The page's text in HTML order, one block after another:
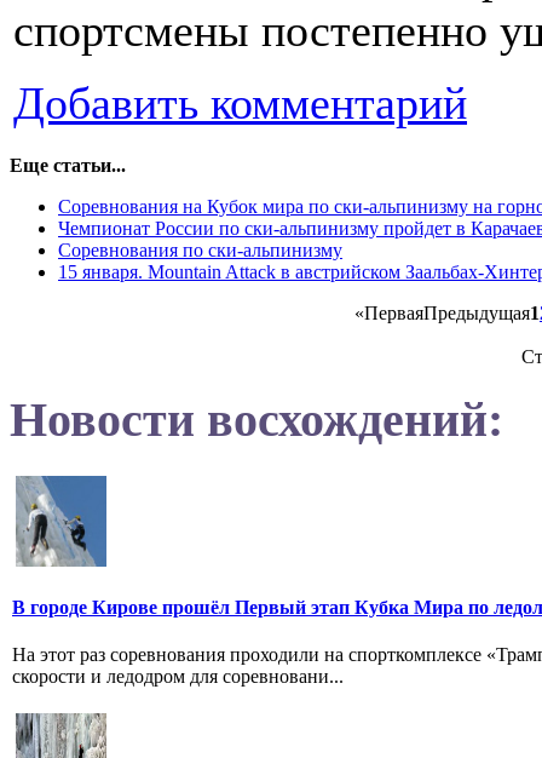
спортсмены постепенно
Добавить комментарий
Еще статьи...
Соревнования на Кубок мира по ски-альпинизму на
Чемпионат России по ски-альпинизму пройдет в
Соревнования по ски-альпинизму
15 января. Mountain Attack в австрийском Заальбах-
«ПерваяПредыдущая1
Новости восхождений:
В городе Кирове прошёл Первый этап Кубка Мира по
На этот раз соревнования проходили на спорткомплексе
скорости и ледодром для соревновани...